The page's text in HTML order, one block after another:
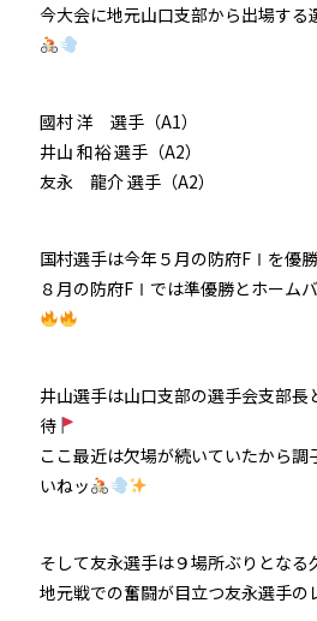
今大会に地元山口支部から出場する
國村 洋 選手（A1）
井山 和裕 選手（A2）
友永 龍介 選手（A2）
国村選手は今年５月の防府FⅠを優
８月の防府FⅠでは準優勝とホーム
井山選手は山口支部の選手会支部長
待
ここ最近は欠場が続いていたから調
いねッ
そして友永選手は９場所ぶりとなる
地元戦での奮闘が目立つ友永選手の